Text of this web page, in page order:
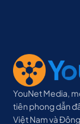
YouNet Media,
tiên phong dẫn
Việt Nam và